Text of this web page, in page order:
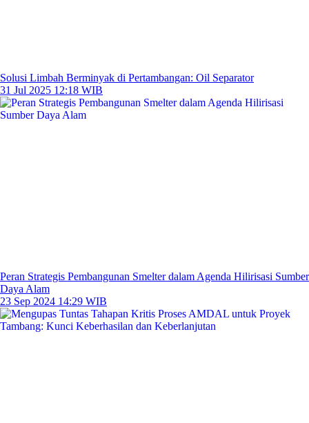
Solusi Limbah Berminyak di Pertambangan: Oil Separator
31 Jul 2025 12:18 WIB
Peran Strategis Pembangunan Smelter dalam Agenda Hilirisasi Sumber
Daya Alam
23 Sep 2024 14:29 WIB